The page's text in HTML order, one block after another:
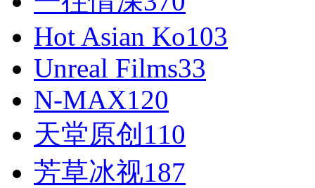
Hot Asian Ko103
Unreal Films33
N-MAX120
天堂原创 110
芳草冰视187